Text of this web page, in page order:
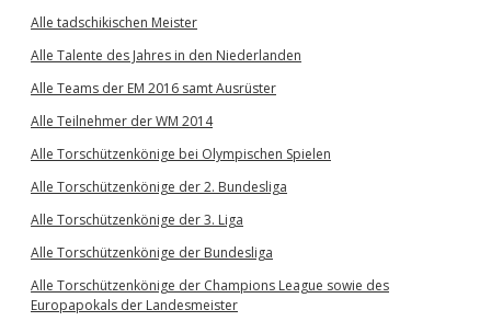
Alle tadschikischen Meister
Alle Talente des Jahres in den Niederlanden
Alle Teams der EM 2016 samt Ausrüster
Alle Teilnehmer der WM 2014
Alle Torschützenkönige bei Olympischen Spielen
Alle Torschützenkönige der 2. Bundesliga
Alle Torschützenkönige der 3. Liga
Alle Torschützenkönige der Bundesliga
Alle Torschützenkönige der Champions League sowie des
Europapokals der Landesmeister